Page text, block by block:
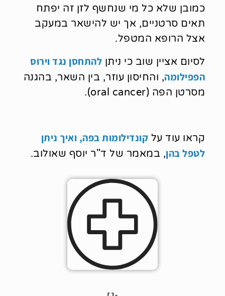
כמובן שלא כל מי שנחשף לזן זה יפתח
תאים סרטניים, אך יש להישאר במעקב
אצל הרופא המטפל.
לסיום אציין שוב כי ניתן להתחסן נגד וירוס
הפפילומה, והחיסון עוזר, בין השאר, בהגנה
מסרטן הפה (oral cancer).
קראו עוד על קונדילומות בפה, ואיך ניתן
לטפל בהן, במאמר של ד"ר יוסף שאולוב.